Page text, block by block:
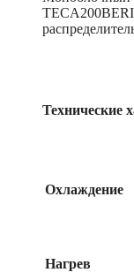
Технические
Охлаждение
Нагрев